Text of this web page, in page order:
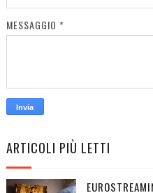
MESSAGGIO *
ARTICOLI PIÙ LETTI